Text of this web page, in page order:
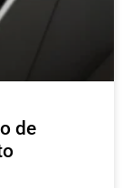
de